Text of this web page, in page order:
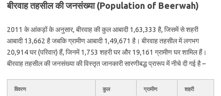
बीरवाह तहसील की जनसंख्या (Population of Beerwah)
2011 के आंकड़ों के अनुसार, बीरवाह की कुल आबादी 1,63,333 है, जिसमें से शहरी
आबादी 13,662 है जबकि ग्रामीण आबादी 1,49,671 है। बीरवाह तहसील में लगभग
20,914 घर (परिवार) हैं, जिनमें 1,753 शहरी घर और 19,161 ग्रामीण घर शामिल हैं।
बीरवाह तहसील की जनसंख्या की विस्तृत जानकारी सारणीबद्ध प्रारूप में नीचे दी गई है –
विवरण कुल ग्रामीण शहरी